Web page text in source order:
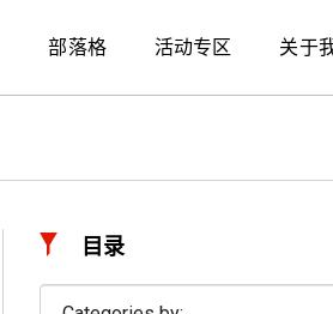
部落格 活动专区 关于
目录